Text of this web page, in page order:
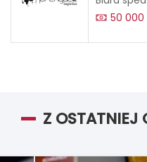
50 000
Z OSTATNIEJ